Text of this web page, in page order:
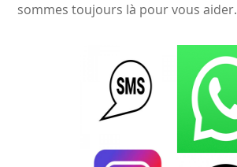
sommes toujours là pour vous aider.